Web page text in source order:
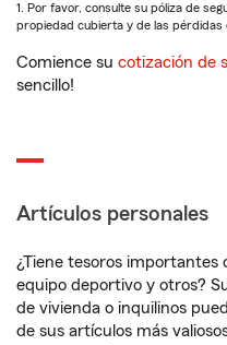
1. Por favor, consulte su póliza de
propiedad cubierta y de las pérdidas
Comience su cotización de
sencillo!
Artículos personales
¿Tiene tesoros importantes
equipo deportivo y otros?
de vivienda o inquilinos
de sus artículos más